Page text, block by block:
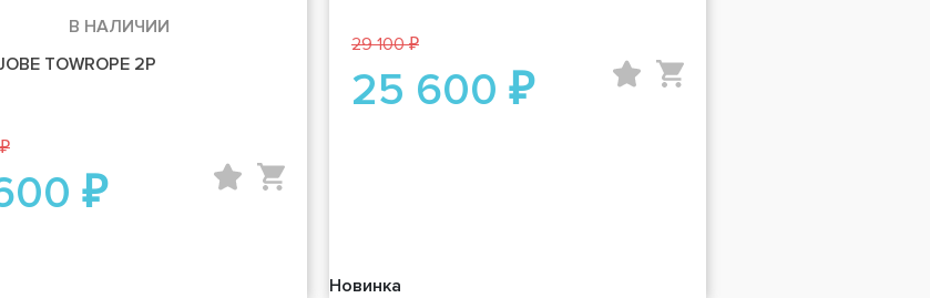
В НАЛИЧИИ
TOWROPE 2P
₽
29 100 ₽
25 600 ₽
Новинка